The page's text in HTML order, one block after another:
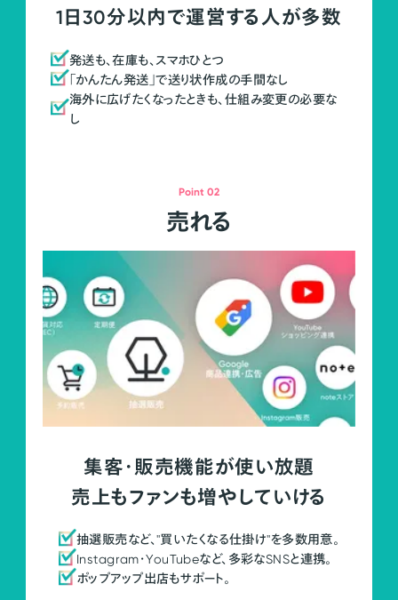
1日30分以内で運営する人が多数
発送も、在庫も、スマホひとつ
「かんたん発送」で送り状作成の手間なし
海外に広げたくなったときも、仕組み変更の必要な
し
Point 02
売れる
集客・販売機能が使い放題
売上もファンも増やしていける
抽選販売など、"買いたくなる仕掛け"を多数用意。
Instagram・YouTubeなど、多彩なSNSと連携。
ポップアップ出店もサポート。